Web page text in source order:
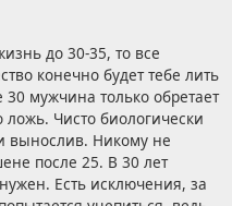
до 30-35, то все
конечно будет тебе лить
мужчина только обретает
Чисто биологически
вынослив. Никому не
после 25. В 30 лет
Есть исключения, за